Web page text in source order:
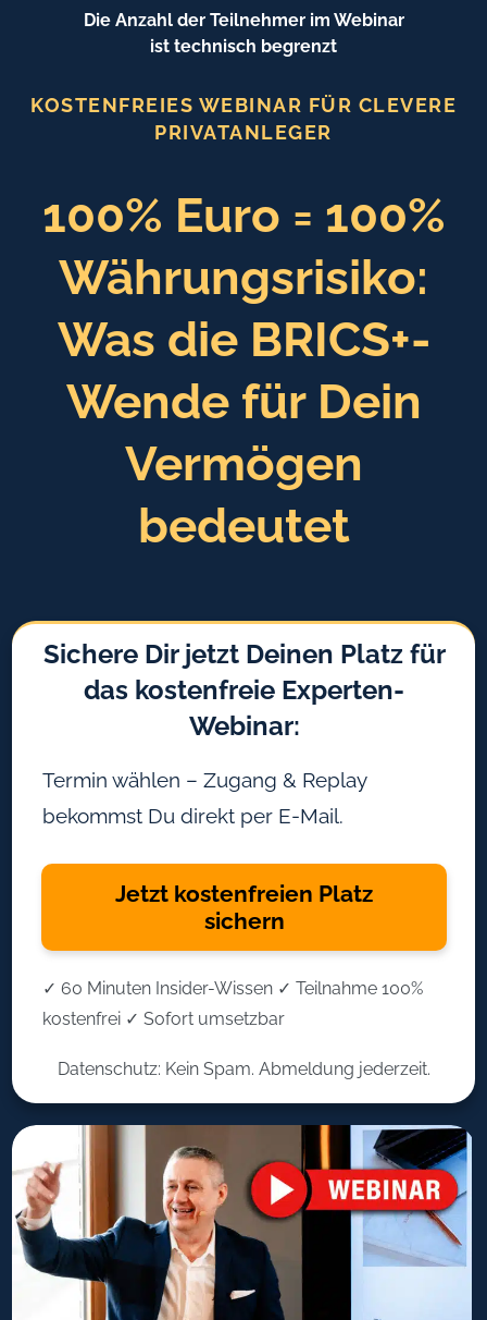
Die Anzahl der Teilnehmer im Webinar
ist technisch begrenzt
KOSTENFREIES WEBINAR FÜR CLEVERE
PRIVATANLEGER
100% Euro = 100%
Währungsrisiko:
Was die BRICS+-
Wende für Dein
Vermögen
bedeutet
Sichere Dir jetzt Deinen Platz für
das kostenfreie Experten-
Webinar:
Termin wählen – Zugang & Replay
bekommst Du direkt per E-Mail.
Jetzt kostenfreien Platz
sichern
✓ 60 Minuten Insider-Wissen ✓ Teilnahme 100%
kostenfrei ✓ Sofort umsetzbar
Datenschutz: Kein Spam. Abmeldung jederzeit.